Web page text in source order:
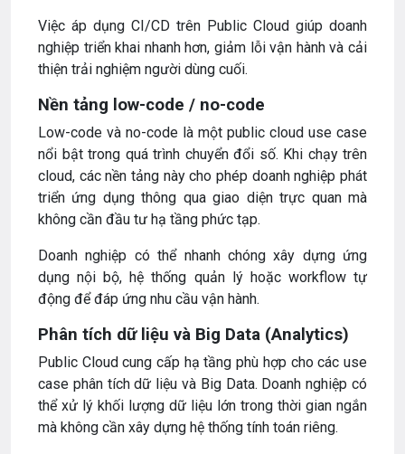
Việc áp dụng CI/CD trên Public Cloud giúp doanh
nghiệp triển khai nhanh hơn, giảm lỗi vận hành và cải
thiện trải nghiệm người dùng cuối.
Nền tảng low-code / no-code
Low-code và no-code là một public cloud use case
nổi bật trong quá trình chuyển đổi số. Khi chạy trên
cloud, các nền tảng này cho phép doanh nghiệp phát
triển ứng dụng thông qua giao diện trực quan mà
không cần đầu tư hạ tầng phức tạp.
Doanh nghiệp có thể nhanh chóng xây dựng ứng
dụng nội bộ, hệ thống quản lý hoặc workflow tự
động để đáp ứng nhu cầu vận hành.
Phân tích dữ liệu và Big Data (Analytics)
Public Cloud cung cấp hạ tầng phù hợp cho các use
case phân tích dữ liệu và Big Data. Doanh nghiệp có
thể xử lý khối lượng dữ liệu lớn trong thời gian ngắn
mà không cần xây dựng hệ thống tính toán riêng.